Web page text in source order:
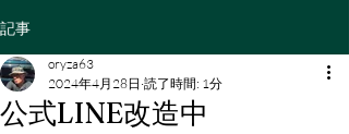
記事
公式LINE改造中
oryza63
2024年4月28日 読了時間: 1分